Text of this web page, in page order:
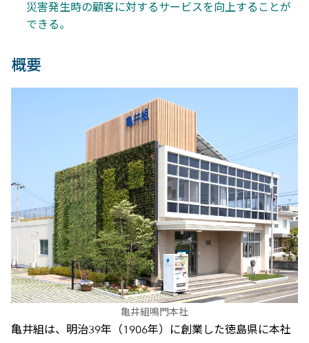
災害発生時の顧客に対するサービスを向上することが
できる。
概要
亀井組鳴門本社
亀井組は、明治39年（1906年）に創業した徳島県に本社